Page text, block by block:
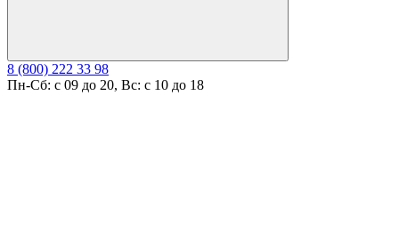
8 (800) 222 33 98
Пн-Сб: с 09 до 20, Вс: с 10 до 18